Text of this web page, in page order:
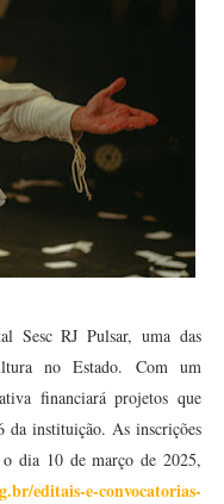
Sesc RJ Pulsar, uma das
no Estado. Com um
financiará projetos que
da instituição. As inscrições
o dia 10 de março de 2025,
editais-e-convocatorias-